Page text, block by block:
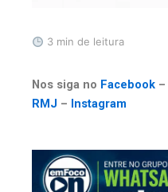
3 min de leitura
Nos siga no Facebook
RMJ – Instagram